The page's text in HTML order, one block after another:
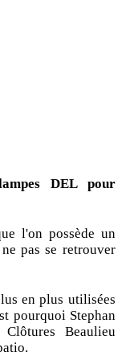
DEL pour
l'on possède un
pas se retrouver
en plus utilisées
pourquoi Stephan
Beaulieu